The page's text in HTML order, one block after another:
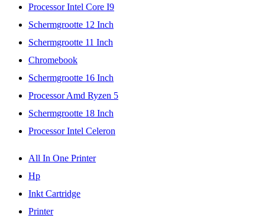
Processor Intel Core I9
Schermgrootte 12 Inch
Schermgrootte 11 Inch
Chromebook
Schermgrootte 16 Inch
Processor Amd Ryzen 5
Schermgrootte 18 Inch
Processor Intel Celeron
All In One Printer
Hp
Inkt Cartridge
Printer